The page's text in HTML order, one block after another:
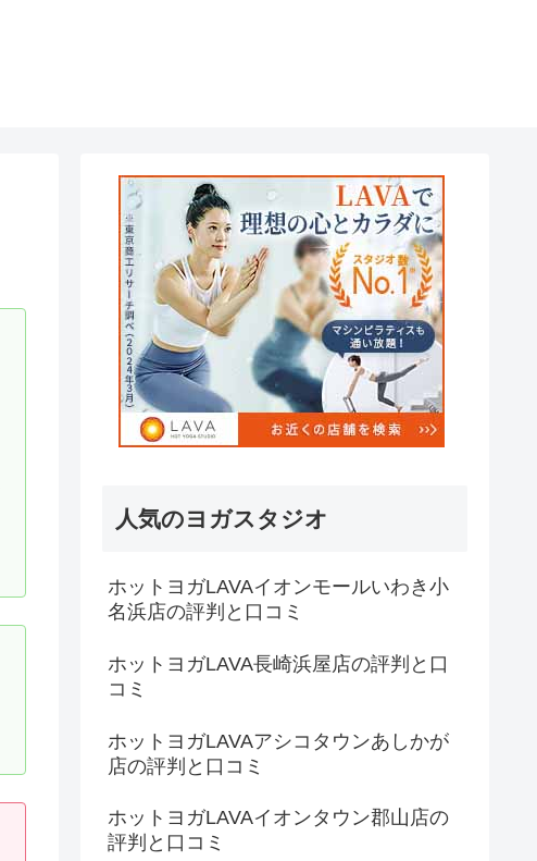
人気のヨガスタジオ
ホットヨガLAVAイオンモールいわき小
名浜店の評判と口コミ
ホットヨガLAVA長崎浜屋店の評判と口
コミ
ホットヨガLAVAアシコタウンあしかが
店の評判と口コミ
ホットヨガLAVAイオンタウン郡山店の
評判と口コミ